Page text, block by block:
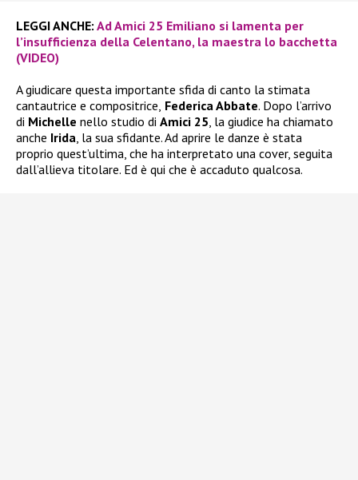
LEGGI ANCHE: Ad Amici 25 Emiliano si lamenta per
l’insufficienza della Celentano, la maestra lo bacchetta
(VIDEO)
A giudicare questa importante sfida di canto la stimata
cantautrice e compositrice, Federica Abbate. Dopo l’arrivo
di Michelle nello studio di Amici 25, la giudice ha chiamato
anche Irida, la sua sfidante. Ad aprire le danze è stata
proprio quest’ultima, che ha interpretato una cover, seguita
dall’allieva titolare. Ed è qui che è accaduto qualcosa.